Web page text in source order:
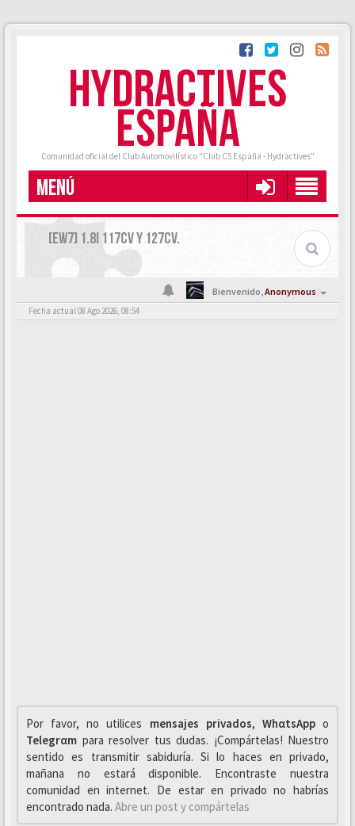
HYDRACTIVES
ESPAÑA
Comunidad oficial del Club Automovilístico "Club C5 España - Hydractives"
MENÚ
[EW7] 1.8I 117CV Y 127CV.
Bienvenido,Anonymous
Fecha actual 08 Ago 2026, 08:54
Por favor, no utilices mensajes privados, WhαtsAppo
Telegrαm para resolver tus dudas. ¡Compártelas! Nuestro
sentido es transmitir sabiduría. Si lo haces en privado,
mañana no estará disponible. Encontraste nuestra
comunidad en internet. De estar en privado no habrías
encontrado nada. Abre un post y compártelas